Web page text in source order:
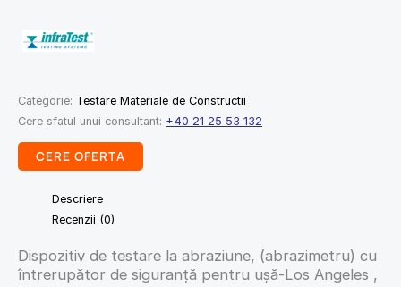
Categorie: Testare Materiale de Constructii
Cere sfatul unui consultant: +40 21 25 53 132
CERE OFERTA
Descriere
Recenzii (0)
Dispozitiv de testare la abraziune, (abrazimetru) cu
întrerupător de siguranță pentru ușă-Los Angeles ,